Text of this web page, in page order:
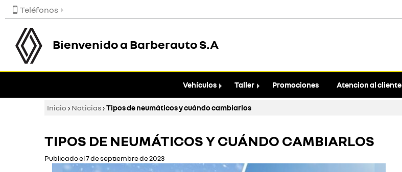
Teléfonos
Bienvenido a Barberauto S.A
Vehículos Taller Promociones Atencion al cliente
Inicio › Noticias›Tipos de neumáticos y cuándo cambiarlos
TIPOS DE NEUMÁTICOS Y CUÁNDO CAMBIARLOS
Publicado el 7 de septiembre de 2023